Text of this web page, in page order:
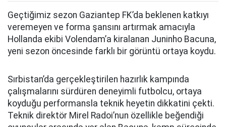
Geçtiğimiz sezon Gaziantep FK’da beklenen katkıyı
veremeyen ve forma şansını artırmak amacıyla
Hollanda ekibi Volendam’a kiralanan Juninho Bacuna,
yeni sezon öncesinde farklı bir görüntü ortaya koydu.
Sırbistan’da gerçekleştirilen hazırlık kampında
çalışmalarını sürdüren deneyimli futbolcu, ortaya
koyduğu performansla teknik heyetin dikkatini çekti.
Teknik direktör Mirel Radoi’nun özellikle beğendiği